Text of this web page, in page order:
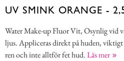
UV SMINK ORANGE -
Water Make-up Fluor Vit, Osynlig vid
ljus. Appliceras direkt på huden, viktigt
ren och inte alltför fet hud.Läs mer